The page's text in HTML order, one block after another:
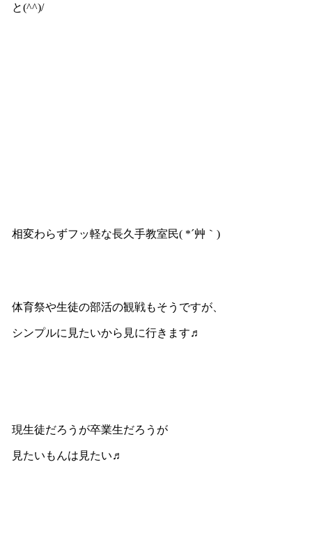
と(^^)/
相変わらずフッ軽な長久手教室民( *´艸｀)
体育祭や生徒の部活の観戦もそうですが、
シンプルに見たいから見に行きます♬
現生徒だろうが卒業生だろうが
見たいもんは見たい♬